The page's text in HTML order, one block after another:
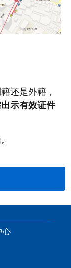
还是外籍，
示有效证件
心